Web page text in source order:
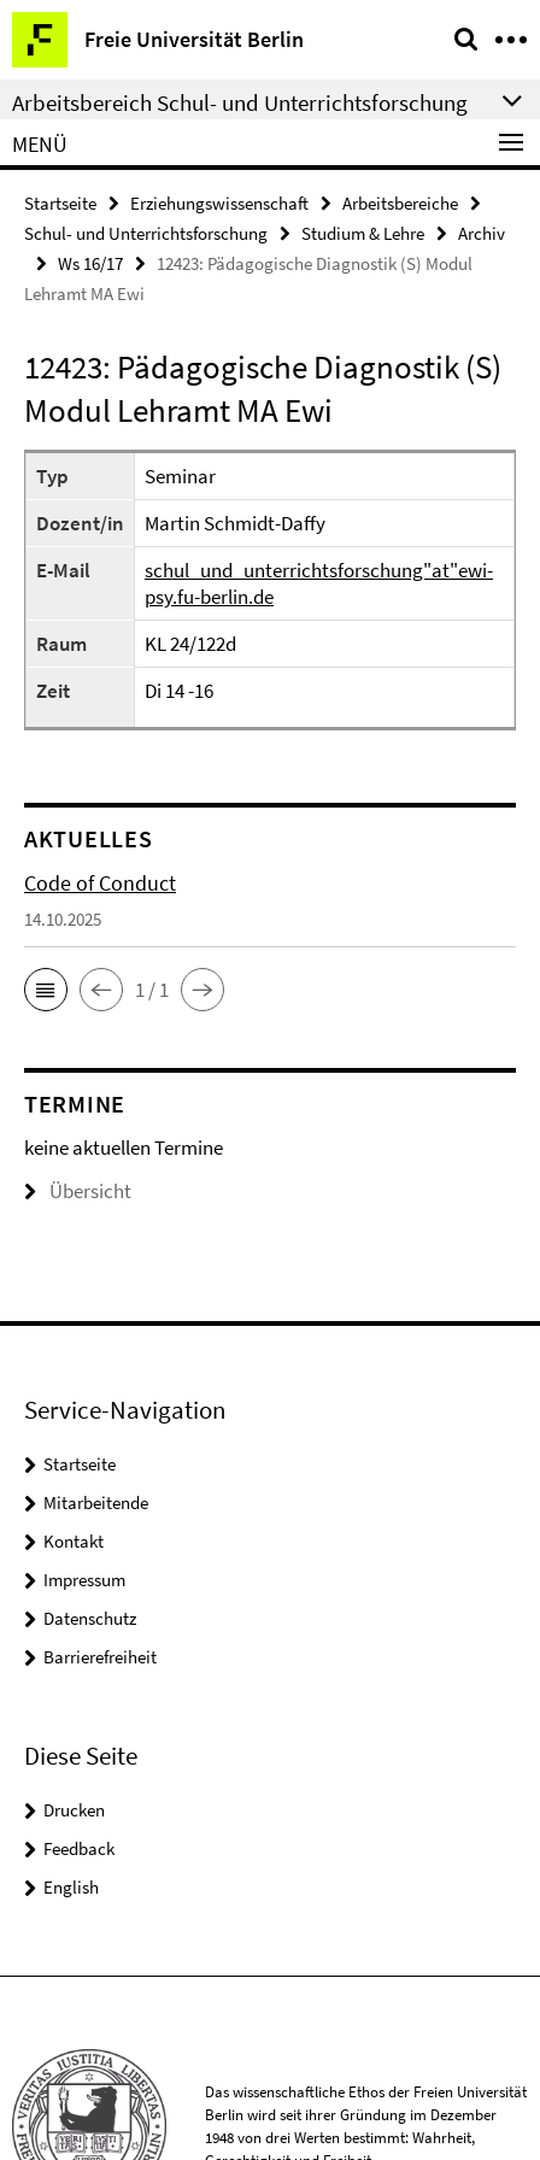
Springe
direkt
zu
Inhalt
Freie Universität Berlin
Service-
Navigation
Arbeitsbereich Schul- und Unterrichtsforschung
MENÜ
Startseite Erziehungswissenschaft
Arbeitsbereiche
Schul- und Unterrichtsforschung
Studium & Lehre
Archiv
Ws 16/17
12423: Pädagogische Diagnostik (S) Modul
Lehramt MA Ewi
12423: Pädagogische Diagnostik (S)
Modul Lehramt MA Ewi
Typ
Seminar
Dozent/in
Martin Schmidt-Daffy
E-Mail
schul_und_unterrichtsforschung"at"ewi-
psy.fu-berlin.de
Raum
KL 24/122d
Zeit
Di 14 -16
AKTUELLES
Code of Conduct
14.10.2025
1 / 1
TERMINE
keine aktuellen Termine
Übersicht
Service-Navigation
Startseite
Mitarbeitende
Kontakt
Impressum
Datenschutz
Barrierefreiheit
Diese Seite
Drucken
Feedback
English
Das wissenschaftliche Ethos der Freien Universität
Berlin wird seit ihrer Gründung im Dezember
1948 von drei Werten bestimmt: Wahrheit,